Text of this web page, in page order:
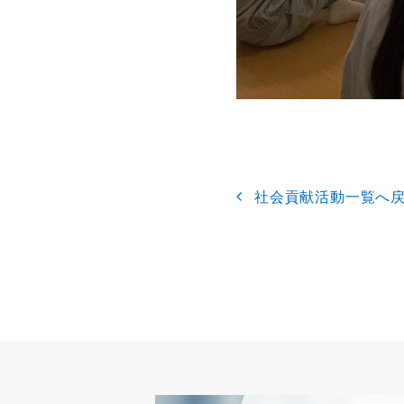
社会貢献活動一覧へ